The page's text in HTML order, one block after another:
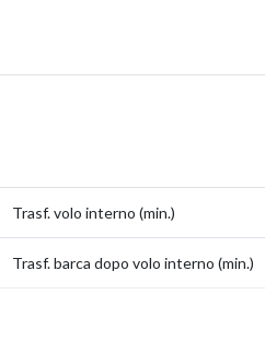
Trasf. volo interno (min.)
Trasf. barca dopo volo interno (min.)